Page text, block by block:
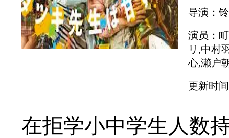
导演：
演员：
リ,中村
心,濑户
更新时
在拒学小中学生人数